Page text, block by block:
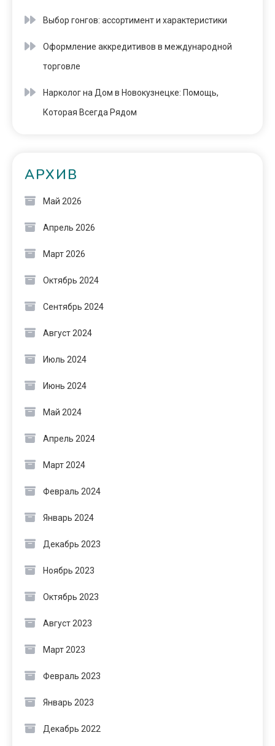
Выбор гонгов: ассортимент и характеристики
Оформление аккредитивов в международной
торговле
Нарколог на Дом в Новокузнецке: Помощь,
Которая Всегда Рядом
АРХИВ
Май 2026
Апрель 2026
Март 2026
Октябрь 2024
Сентябрь 2024
Август 2024
Июль 2024
Июнь 2024
Май 2024
Апрель 2024
Март 2024
Февраль 2024
Январь 2024
Декабрь 2023
Ноябрь 2023
Октябрь 2023
Август 2023
Март 2023
Февраль 2023
Январь 2023
Декабрь 2022